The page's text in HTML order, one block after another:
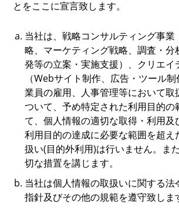
とをここに宣言致します。
当社は、戦略コンサルティング事業
略、マーケティング戦略、調査・分
発等の立案・実施支援）、クリエイ
（Webサイト制作、広告・ツール
業員の雇用、人事管理等において取
ついて、予め特定された利用目的の
て、個人情報の適切な取得・利用及
利用目的の達成に必要な範囲を超え
扱い(目的外利用)は行いません。ま
切な措置を講じます。
当社は個人情報の取扱いに関する法
指針及びその他の規範を遵守致しま